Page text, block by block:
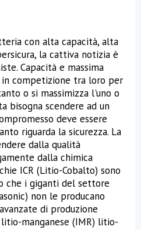
con alta capacità, alta
la cattiva notizia è
Capacità e massima
competizione tra loro per
o si massimizza l'uno o
bisogna scendere ad un
deve essere
riguarda la sicurezza. La
dalla qualità
dalla chimica
ICR (Litio-Cobalto) sono
che i giganti del settore
non le producano
di produzione
manganese (IMR) litio-